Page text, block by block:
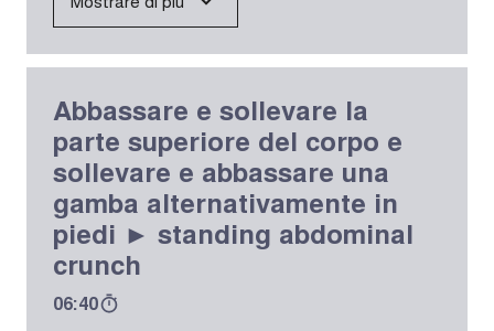
Abbassare e sollevare la
parte superiore del corpo e
sollevare e abbassare una
gamba alternativamente in
piedi ► standing abdominal
crunch
06:40